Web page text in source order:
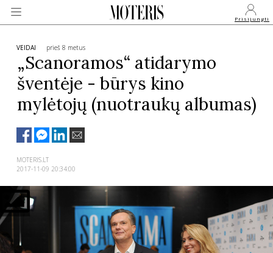
Prisijungti
VEIDAI
MADA
GROŽIS
VEIDAI prieš 8 metus
„Scanoramos“ atidarymo
šventėje - būrys kino
mylėtojų (nuotraukų albumas)
MOTERIS.LT
2017-11-09 20:34:00